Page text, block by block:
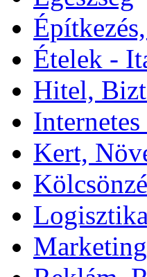
Ételek -
Hitel,
Kert,
Marketing